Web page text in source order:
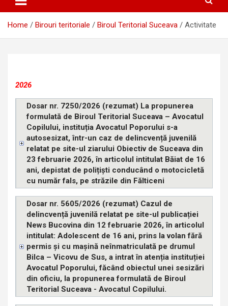
Home Birouri teritoriale Biroul Teritorial Suceava Activitate
2026
Dosar nr. 7250/2026 (rezumat) La propunerea
formulată de Biroul Teritorial Suceava – Avocatul
Copilului, instituția Avocatul Poporului s-a
autosesizat, într-un caz de delincvență juvenilă
relatat pe site-ul ziarului Obiectiv de Suceava din
23 februarie 2026, în articolul intitulat Băiat de 16
ani, depistat de polițiști conducând o motocicletă
cu număr fals, pe străzile din Fălticeni
Dosar nr. 5605/2026 (rezumat) Cazul de
delincvență juvenilă relatat pe site-ul publicației
News Bucovina din 12 februarie 2026, în articolul
intitulat: Adolescent de 16 ani, prins la volan fără
permis și cu mașină neînmatriculată pe drumul
Bilca – Vicovu de Sus, a intrat în atenția instituției
Avocatul Poporului, făcând obiectul unei sesizări
din oficiu, la propunerea formulată de Biroul
Teritorial Suceava - Avocatul Copilului.